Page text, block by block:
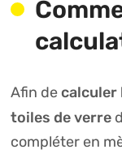
Afin decalculer
toiles de verre
compléter en